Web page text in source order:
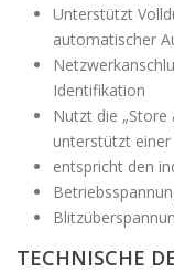
Unterstützt
automatischer
Identifikation
Nutzt die „Store
unterstützt
entspricht den
TECHNISCHE